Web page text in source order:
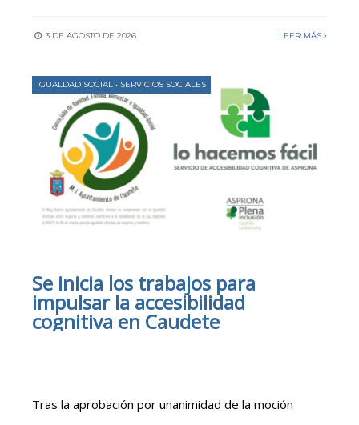
3 DE AGOSTO DE 2026 LEER MÁS
IGUALDAD SOCIAL • SERVICIOS SOCIALES
Se inicia los trabajos para
impulsar la accesibilidad
cognitiva en Caudete
Tras la aprobación por unanimidad de la moción